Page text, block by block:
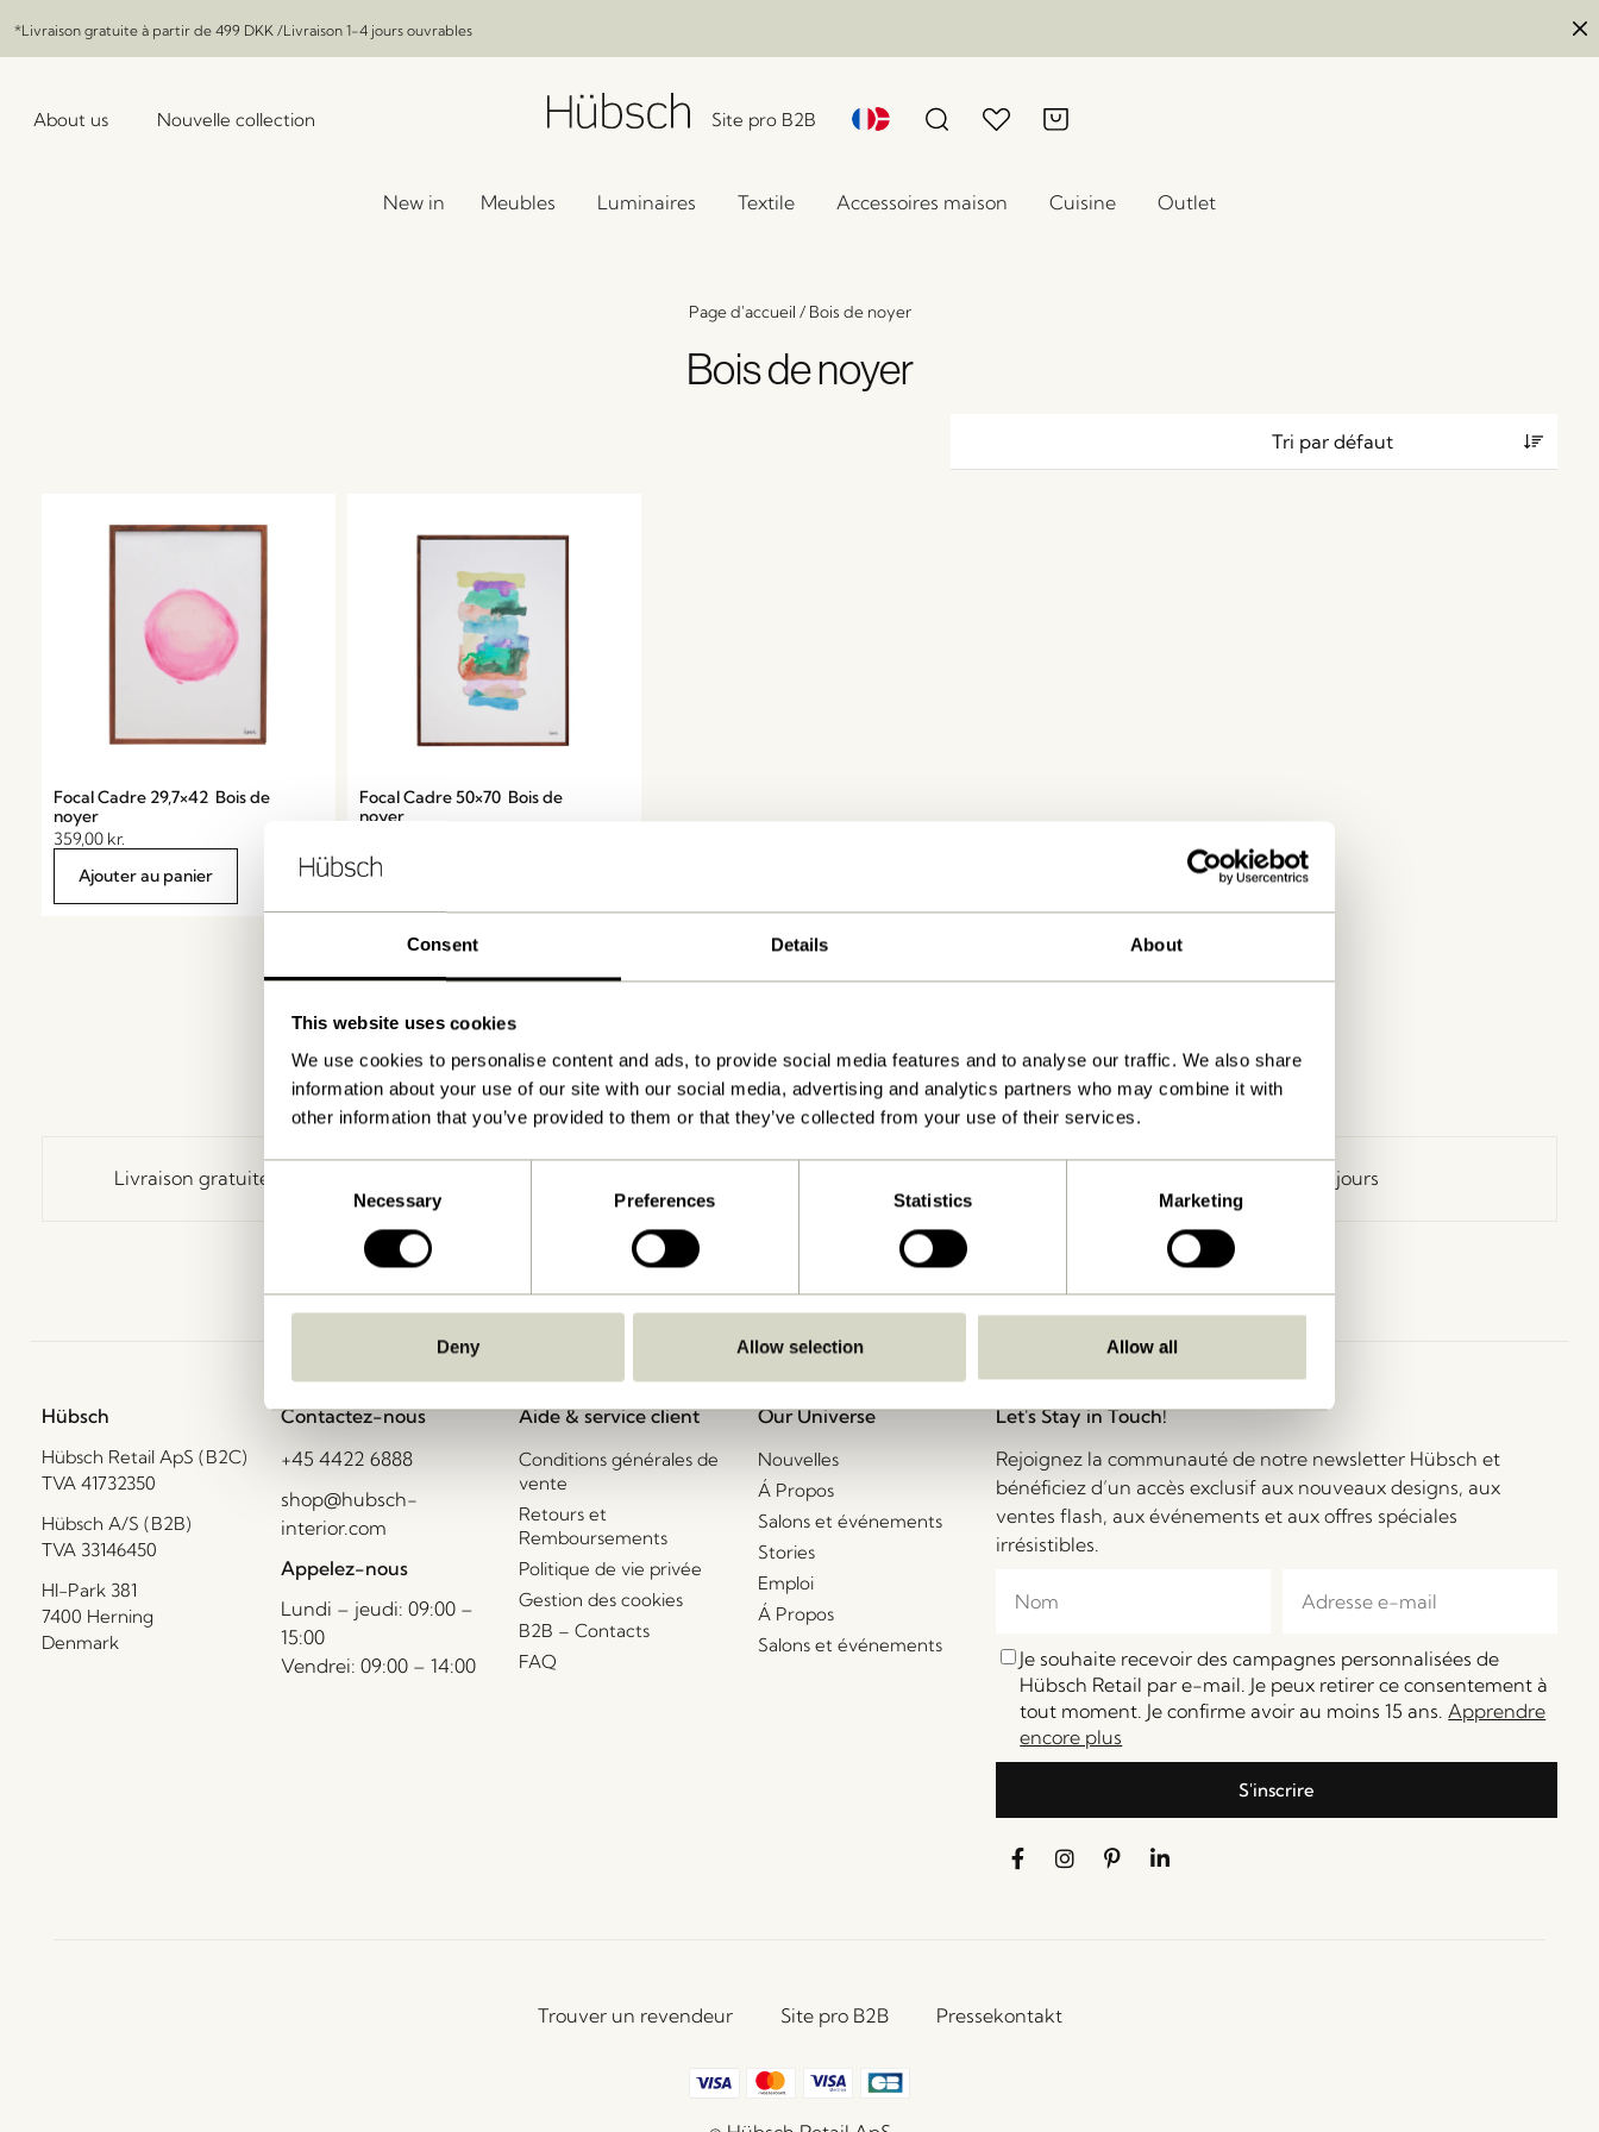
Consent Details About
This website uses cookies
We use cookies to personalise content and ads, to provide social media features and to analyse our traffic. We also share
information about your use of our site with our social media, advertising and analytics partners who may combine it with
other information that you’ve provided to them or that they’ve collected from your use of their services.
Consent
Necessary Preferences Statistics Marketing
Deny Allow selection Allow all
*Livraison gratuite à partir de 499 DKK /Livraison 1-4 jours ouvrables
About us Nouvelle collection Site pro B2B
New in Meubles Luminaires Textile Accessoires maison Cuisine Outlet
Page d'accueil / Bois de noyer
Bois de noyer
Focal Cadre 29,7×42 Bois de
noyer
359,00 kr.
Ajouter au panier
Focal Cadre 50×70 Bois de
noyer
Livraison gratuite à partir de Retour 30 jours
Hübsch
Hübsch Retail ApS (B2C)
TVA 41732350
Hübsch A/S (B2B)
TVA 33146450
HI-Park 381
7400 Herning
Denmark
Contactez-nous
+45 4422 6888
shop@hubsch-
interior.com
Appelez-nous
Lundi – jeudi: 09:00 –
15:00
Vendrei: 09:00 – 14:00
Aide & service client
Conditions générales de
vente
Retours et
Remboursements
Politique de vie privée
Gestion des cookies
B2B – Contacts
FAQ
Our Universe
Nouvelles
Á Propos
Salons et événements
Stories
Emploi
Á Propos
Salons et événements
Let's Stay in Touch!
Rejoignez la communauté de notre newsletter Hübsch et
bénéficiez d’un accès exclusif aux nouveaux designs, aux
ventes flash, aux événements et aux offres spéciales
irrésistibles.
Je souhaite recevoir des campagnes personnalisées de
Hübsch Retail par e-mail. Je peux retirer ce consentement à
tout moment. Je confirme avoir au moins 15 ans. Apprendre
encore plus
S'inscrire
Trouver un revendeur Site pro B2B Pressekontakt